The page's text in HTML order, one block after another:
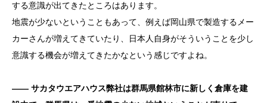
する意識が出てきたところはあります。
地震が少ないということもあって、例えば岡山県で製造するメー
カーさんが増えてきていたり、日本人自身がそういうことを少し
意識する機会が増えてきたかなという感じですよね。
―― サカタウエアハウス弊社は群馬県館林市に新しく倉庫を建